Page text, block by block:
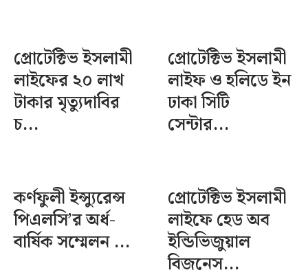
প্রোটেক্টিভ ইসলামী
লাইফের ২০ লাখ
টাকার মৃত্যুদাবির
চ...
প্রোটেক্টিভ ইসলামী
লাইফ ও হলিডে ইন
ঢাকা সিটি
সেন্টার...
কর্ণফুলী ইন্স্যুরেন্স
পিএলসি’র অর্ধ-
বার্ষিক সম্মেলন ...
প্রোটেক্টিভ ইসলামী
লাইফে হেড অব
ইন্ডিভিজুয়াল
বিজনেস...